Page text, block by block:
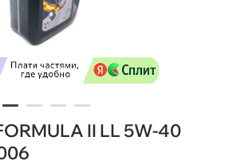
II LL 5W-40